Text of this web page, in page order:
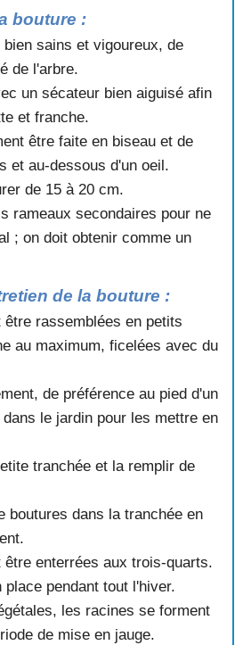
bouture :
sains et vigoureux, de
de l'arbre.
un sécateur bien aiguisé afin
et franche.
être faite en biseau et de
et au-dessous d'un oeil.
de 15 à 20 cm.
rameaux secondaires pour ne
; on doit obtenir comme un
de la bouture :
être rassemblées en petits
au maximum, ficelées avec du
de préférence au pied d'un
le jardin pour les mettre en
tranchée et la remplir de
boutures dans la tranchée en
être enterrées aux trois-quarts.
pendant tout l'hiver.
les racines se forment
de mise en jauge.